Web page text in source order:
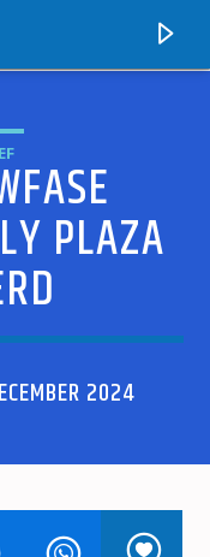
PLAZA
2024